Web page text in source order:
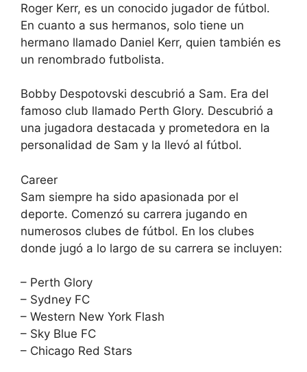
Roger Kerr, es un conocido jugador de fútbol.
En cuanto a sus hermanos, solo tiene un
hermano llamado Daniel Kerr, quien también es
un renombrado futbolista.
Bobby Despotovski descubrió a Sam. Era del
famoso club llamado Perth Glory. Descubrió a
una jugadora destacada y prometedora en la
personalidad de Sam y la llevó al fútbol.
Career
Sam siempre ha sido apasionada por el
deporte. Comenzó su carrera jugando en
numerosos clubes de fútbol. En los clubes
donde jugó a lo largo de su carrera se incluyen:
– Perth Glory
– Sydney FC
– Western New York Flash
– Sky Blue FC
– Chicago Red Stars